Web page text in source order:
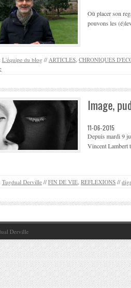
Où placer son
pouvons les
L'équipe du blog // ARTICLES, CHRONIQUES
Image,
11-06-2015
Depuis mardi 9
Vincent Lambert
Tugdual Derville // FIN DE VIE, REFLEXIONS //
Derville